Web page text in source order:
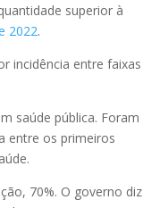
superior à
2022.
incidência entre faixas
saúde pública. Foram
entre os primeiros
70%. O governo diz